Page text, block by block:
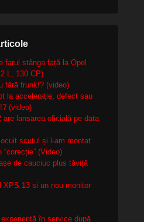
farul stânga față la Opel
L, 130 CP)
fără frunk!? (video)
la accelerație, defect sau
(video)
lansarea oficială pe data
scutul și l-am montat
(Video)
de cauciuc plus tăviță
XPS 13 si un nou monitor
în service după